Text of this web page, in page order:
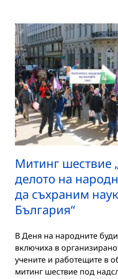
Митинг
делото на
да съхраним
България“
В Деня на народните
включиха в
учените и работещите в
митинг шествие под